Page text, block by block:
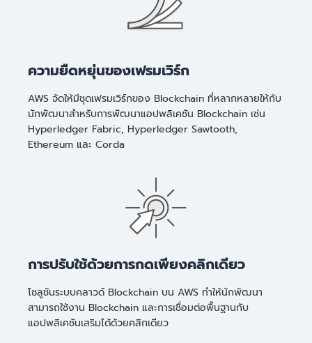
ความยืดหยุ่นของเฟรมเวิร์ก
AWS จัดให้มีชุดเฟรมเวิร์กของ Blockchain ที่หลากหลายให้กับ
นักพัฒนาสำหรับการพัฒนาแอปพลิเคชัน Blockchain เช่น
Hyperledger Fabric, Hyperledger Sawtooth,
Ethereum และ Corda
การปรับใช้ด้วยการกดเพียงคลิกเดียว
โซลูชันระบบคลาวด์ Blockchain บน AWS ทำให้นักพัฒนา
สามารถใช้งาน Blockchain และการเชื่อมต่อพื้นฐานกับ
แอปพลิเคชันเสริมได้ด้วยคลิกเดียว